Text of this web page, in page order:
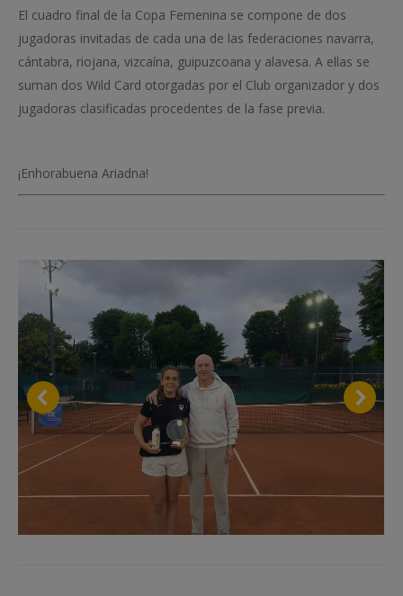
El cuadro final de la Copa Femenina se compone de dos
jugadoras invitadas de cada una de las federaciones navarra,
cántabra, riojana, vizcaína, guipuzcoana y alavesa. A ellas se
suman dos Wild Card otorgadas por el Club organizador y dos
jugadoras clasificadas procedentes de la fase previa.
¡Enhorabuena Ariadna!